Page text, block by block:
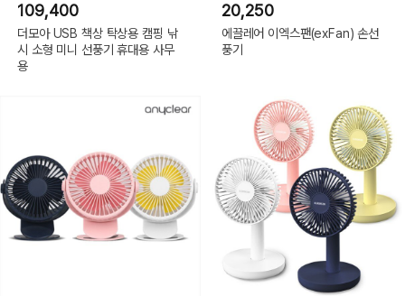
109,400
더모아 USB 책상 탁상용 캠핑 낚
시 소형 미니 선풍기 휴대용 사무
용
20,250
에끌레어 이엑스팬(exFan) 손선
풍기